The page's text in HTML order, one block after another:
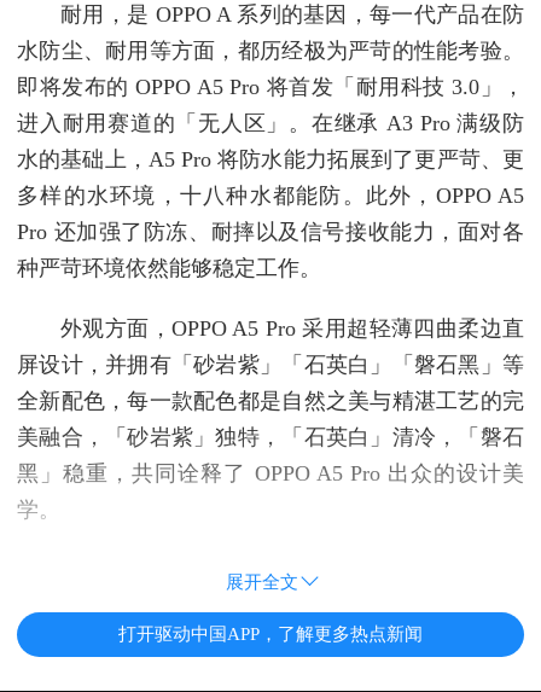
耐用，是 OPPO A 系列的基因，每一代产品在防
水防尘、耐用等方面，都历经极为严苛的性能考验。
即将发布的 OPPO A5 Pro 将首发「耐用科技 3.0」，
进入耐用赛道的「无人区」。在继承 A3 Pro 满级防
水的基础上，A5 Pro 将防水能力拓展到了更严苛、更
多样的水环境，十八种水都能防。此外，OPPO A5
Pro 还加强了防冻、耐摔以及信号接收能力，面对各
种严苛环境依然能够稳定工作。
外观方面，OPPO A5 Pro 采用超轻薄四曲柔边直
屏设计，并拥有「砂岩紫」「石英白」「磐石黑」等
全新配色，每一款配色都是自然之美与精湛工艺的完
美融合，「砂岩紫」独特，「石英白」清冷，「磐石
黑」稳重，共同诠释了 OPPO A5 Pro 出众的设计美
学。
展开全文
打开驱动中国APP，了解更多热点新闻